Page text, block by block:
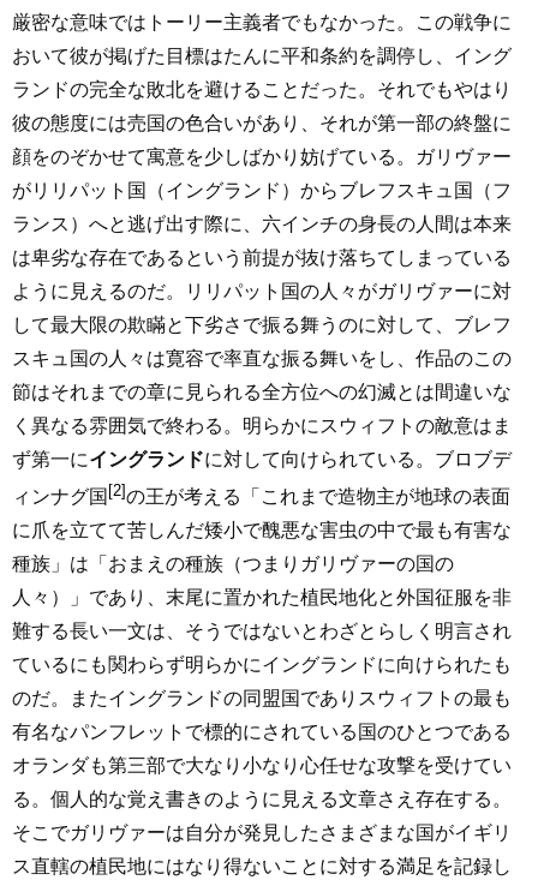
厳密な意味ではトーリー主義者でもなかった。この戦争に
おいて彼が掲げた目標はたんに平和条約を調停し、イング
ランドの完全な敗北を避けることだった。それでもやはり
彼の態度には売国の色合いがあり、それが第一部の終盤に
顔をのぞかせて寓意を少しばかり妨げている。ガリヴァー
がリリパット国（イングランド）からブレフスキュ国（フ
ランス）へと逃げ出す際に、六インチの身長の人間は本来
は卑劣な存在であるという前提が抜け落ちてしまっている
ように見えるのだ。リリパット国の人々がガリヴァーに対
して最大限の欺瞞と下劣さで振る舞うのに対して、ブレフ
スキュ国の人々は寛容で率直な振る舞いをし、作品のこの
節はそれまでの章に見られる全方位への幻滅とは間違いな
く異なる雰囲気で終わる。明らかにスウィフトの敵意はま
ず第一にイングランドに対して向けられている。ブロブデ
ィンナグ国 [2]の王が考える「これまで造物主が地球の表面
に爪を立てて苦しんだ矮小で醜悪な害虫の中で最も有害な
種族」は「おまえの種族（つまりガリヴァーの国の
人々）」であり、末尾に置かれた植民地化と外国征服を非
難する長い一文は、そうではないとわざとらしく明言され
ているにも関わらず明らかにイングランドに向けられたも
のだ。またイングランドの同盟国でありスウィフトの最も
有名なパンフレットで標的にされている国のひとつである
オランダも第三部で大なり小なり心任せな攻撃を受けてい
る。個人的な覚え書きのように見える文章さえ存在する。
そこでガリヴァーは自分が発見したさまざまな国がイギリ
ス直轄の植民地にはなり得ないことに対する満足を記録し